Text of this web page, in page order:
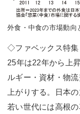
外食・中食の市場動向
◇ファベックス特
25年は22年から上
ルギー・資材・物
上がりする。日本
若い世代には高根